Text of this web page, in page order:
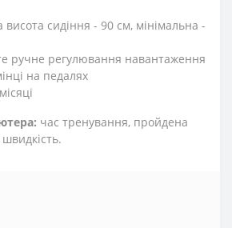
сидіння - 90 см, мінімальна -
ручне регулювання навантаження
на педалях
час тренування, пройдена
швидкість.